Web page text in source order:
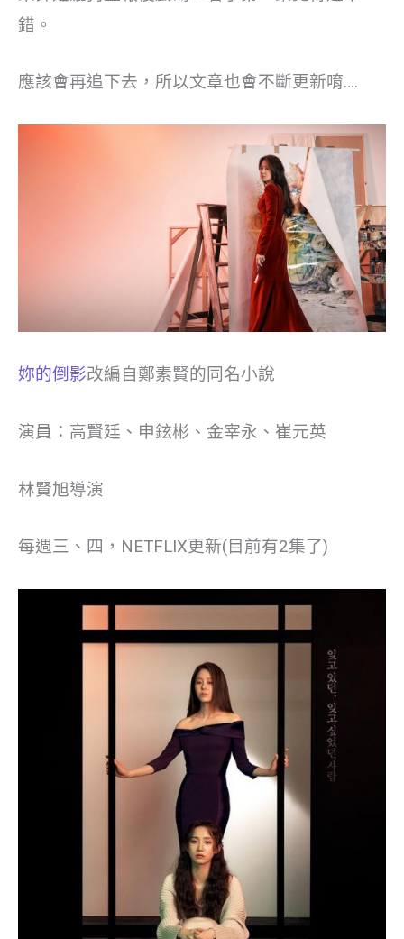
錯。
應該會再追下去，所以文章也會不斷更新唷….
妳的倒影改編自鄭素賢的同名小說
演員：高賢廷、申鉉彬、金宰永、崔元英
林賢旭導演
每週三、四，NETFLIX更新(目前有2集了)